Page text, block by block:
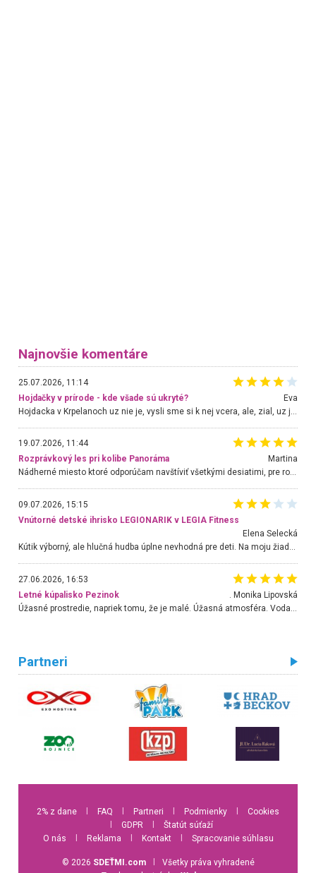
Najnovšie komentáre
25.07.2026, 11:14
Hojdačky v prírode - kde všade sú ukryté?
Eva
19.07.2026, 11:44
Rozprávkový les pri kolibe Panoráma
Martina
Nádherné miesto ktoré odporúčam navštíviť všetkými desiatimi, pre rodiny s deťmi, dôchodcom... Proste a jednoducho ozaj rozprávkový les.. určite ešte prídeme. Odniesli sme si na pamiatku krásne tričká,
09.07.2026, 15:15
Vnútorné detské ihrisko LEGIONARIK v LEGIA Fitness
Elena Selecká
Kútik výborný, ale hlučná hudba úplne nevhodná pre deti. Na moju žiadosť o aspoň sušenie nereagovali.
27.06.2026, 16:53
Letné kúpalisko Pezinok
. Monika Lipovská
Partneri
2% z dane FAQ Partneri Podmienky
Cookies
GDPR
Štatút súťaží
O nás
Reklama Kontakt Spracovanie súhlasu
© 2026 SDEŤMI.com
Všetky práva vyhradené